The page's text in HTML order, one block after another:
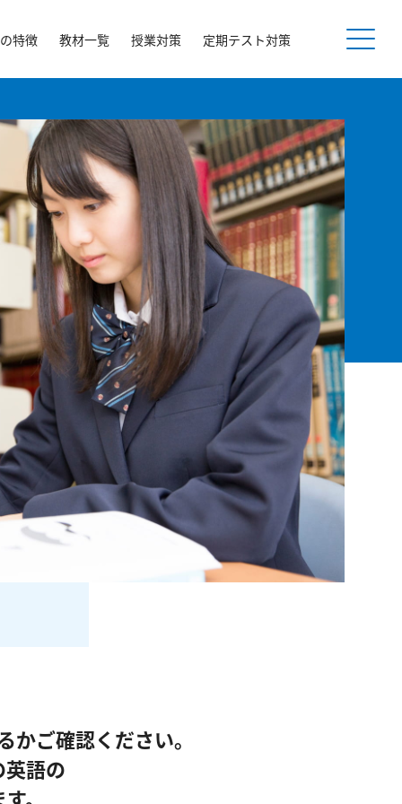
特徴 教材一覧 授業対策 定期テスト対策
ご確認ください。
語の
。